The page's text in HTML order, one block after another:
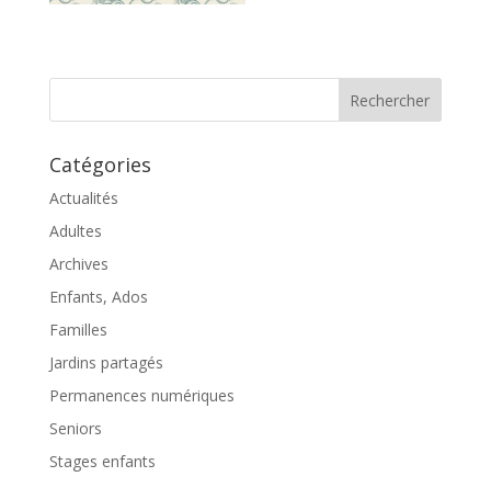
Catégories
Actualités
Adultes
Archives
Enfants, Ados
Familles
Jardins partagés
Permanences numériques
Seniors
Stages enfants